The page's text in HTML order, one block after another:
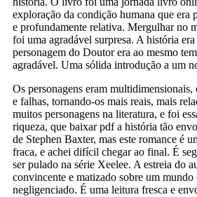
exploração da condição humana que era
e profundamente relativa. Mergulhar no
foi uma agradável surpresa. A história
personagem do Doutor era ao mesmo
agradável. Uma sólida introdução a um
Os personagens eram multidimensionais,
e falhas, tornando-os mais reais, mais
muitos personagens na literatura, e foi
riqueza, que baixar pdf a história tão
de Stephen Baxter, mas este romance é
fraca, e achei difícil chegar ao final. É
ser pulado na série Xeelee. A estreia do
convincente e matizado sobre um
negligenciado. É uma leitura fresca e